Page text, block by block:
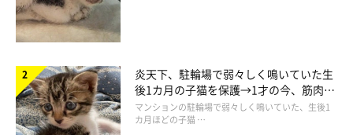
炎天下、駐輪場で弱々しく鳴いていた生
後1カ月の子猫を保護→1才の今、筋肉質
でツンデレなコに成長
マンションの駐輪場で弱々しく鳴いていた、生後1
カ月ほどの子猫 …